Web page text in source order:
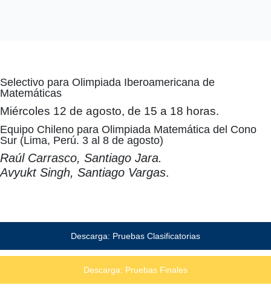
Selectivo para Olimpiada Iberoamericana de
Matemáticas
Miércoles 12 de agosto, de 15 a 18 horas.
Equipo Chileno para Olimpiada Matemática del Cono
Sur (Lima, Perú. 3 al 8 de agosto)
Raúl Carrasco, Santiago Jara.
Avyukt Singh, Santiago Vargas.
Descarga: Pruebas Clasificatorias
Descarga: Pruebas Finales